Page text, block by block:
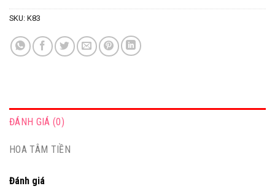
SKU: K83
ĐÁNH GIÁ (0)
HOA TÂM TIỀN
Đánh giá